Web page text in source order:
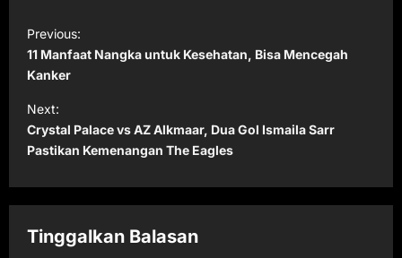
P
o
s
t
n
a
v
g
Previous:
11 Manfaat Nangka untuk Kesehatan, Bisa Mencegah
Kanker
Next:
Crystal Palace vs AZ Alkmaar, Dua Gol Ismaila Sarr
Pastikan Kemenangan The Eagles
Tinggalkan Balasan